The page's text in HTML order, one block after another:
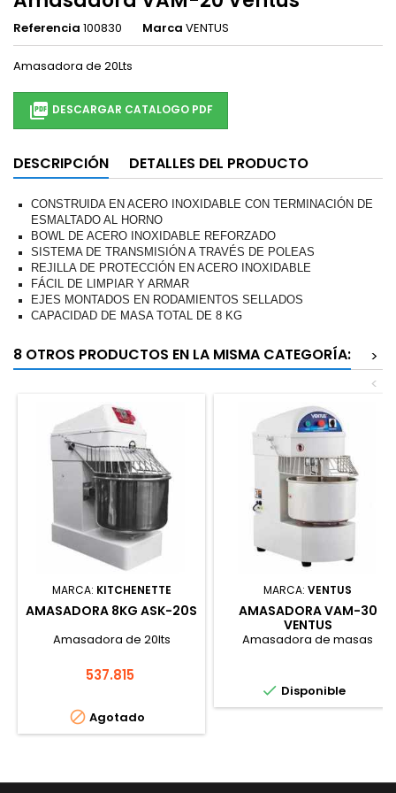
Referencia 100830 Marca VENTUS
Amasadora de 20Lts
 DESCARGAR CATALOGO PDF
DESCRIPCIÓN DETALLES DEL PRODUCTO
CONSTRUIDA EN ACERO INOXIDABLE CON TERMINACIÓN DE
ESMALTADO AL HORNO
BOWL DE ACERO INOXIDABLE REFORZADO
SISTEMA DE TRANSMISIÓN A TRAVÉS DE POLEAS
REJILLA DE PROTECCIÓN EN ACERO INOXIDABLE
FÁCIL DE LIMPIAR Y ARMAR
EJES MONTADOS EN RODAMIENTOS SELLADOS
CAPACIDAD DE MASA TOTAL DE 8 KG
8 OTROS PRODUCTOS EN LA MISMA CATEGORÍA:
>
<
MARCA: KITCHENETTE
AMASADORA 8KG ASK-20S
Amasadora de 20lts
Precio
537.815
 Agotado
MARCA: VENTUS
AMASADORA VAM-30
VENTUS
Amasadora de masas
 Disponible